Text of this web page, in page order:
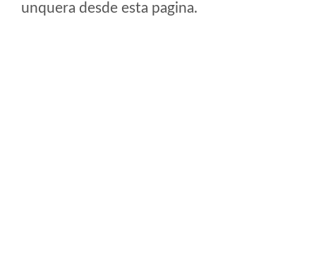
unquera desde esta pagina.